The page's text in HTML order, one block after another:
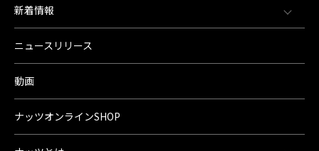
新着情報
ニュースリリース
動画
ナッツオンラインSHOP